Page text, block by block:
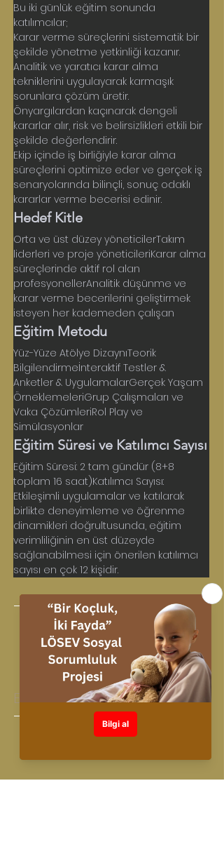
Bu iki günlük eğitim sonunda
katılımcılar;
Karar verme süreçlerini sistematik bir
şekilde yönetme yetkinliği kazanır.
Analitik ve yaratıcı karar alma
tekniklerini uygulayarak karmaşık
sorunlara çözüm üretir.
Önyargılardan kaçınarak dengeli
kararlar alır, risk ve belirsizlikleri etkili bir
şekilde değerlendirir.
Ekip içinde iş birliğiyle karar alma
süreçlerini optimize eder ve gerçek iş
senaryolarında bilinçli, sonuç odaklı
kararlar verme becerisi edinir.
Hedef Kitle
Orta ve üst düzey yöneticilerTakım
liderleri ve proje yöneticileriKarar alma
süreçlerinde aktif rol alan
profesyonellerAnalitik düşünme ve
karar verme becerilerini geliştirmek
isteyen her kademeden çalışan
Eğitim Metodu
Yüz-Yüze Atölye DizaynıTeorik
Bilgilendirmeİnteraktif Testler &
Anketler & UygulamalarGerçek Yaşam
ÖrneklemeleriGrup Çalışmaları ve
Vaka ÇözümleriRol Play ve
Simülasyonlar
Eğitim Süresi ve Katılımcı Sayısı
Eğitim Süresi: 2 tam gündür (8+8
toplam 16 saat)Katılımcı Sayısı:
Etkileşimli uygulamalar ve katılarak
birlikte deneyimleme ve öğrenme
dinamikleri doğrultusunda, eğitim
verimliliğinin en üst düzeyde
sağlanabilmesi için önerilen katılımcı
sayısı en çok 12 kişidir.
Eğitim Lideri: Tayfun KANDIRALI